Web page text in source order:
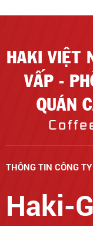
HAKI VIỆT
VẤP -
QUÁN
THÔNG TIN CÔNG TY
Haki-